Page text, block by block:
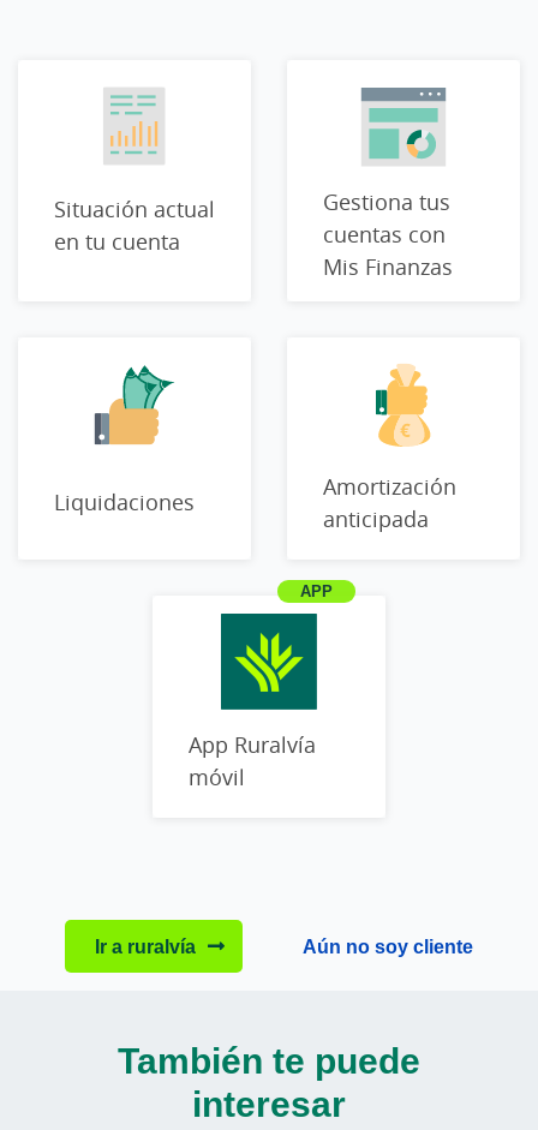
Situación actual
en tu cuenta
Gestiona tus
cuentas con
Mis Finanzas
Liquidaciones
Amortización
anticipada
App Ruralvía
móvil
Ir a ruralvía Aún no soy cliente
También te puede
interesar